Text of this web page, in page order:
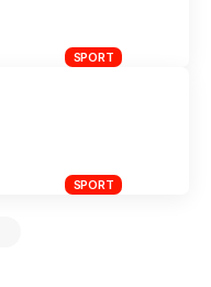
SPORT
SPORT